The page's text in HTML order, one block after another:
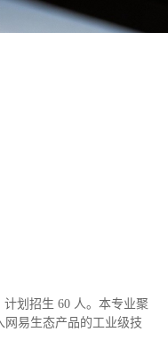
划招生 60 人。本专业聚
网易生态产品的工业级技